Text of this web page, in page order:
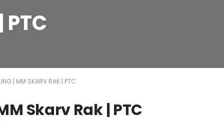
PTC
| MM SKARV RAK | PTC
Skarv Rak | PTC